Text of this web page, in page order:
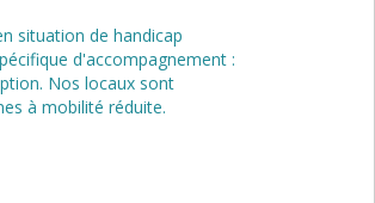
situation de handicap
d'accompagnement :
Nos locaux sont
à mobilité réduite.